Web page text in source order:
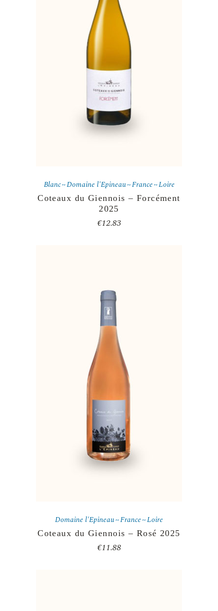
Blanc Domaine l'Epineau France Loire
Coteaux du Giennois – Forcément
2025
€12.83
Domaine l'Epineau France Loire
Coteaux du Giennois – Rosé 2025
€11.88